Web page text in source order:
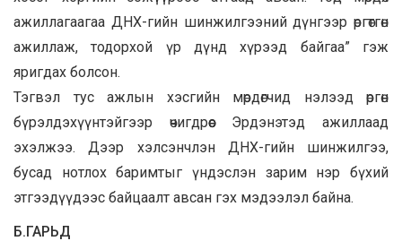
ажиллагаагаа ДНХ-гийн шинжилгээний дүнгээр өргөтгөн
ажиллаж, тодорхой үр дүнд хүрээд байгаа” гэж
яригдах болсон.
Тэгвэл тус ажлын хэсгийн мөрдөгчид нэлээд өргөн
бүрэлдэхүүнтэйгээр өчигдрөөс Эрдэнэтэд ажиллаад
эхэлжээ. Дээр хэлсэнчлэн ДНХ-гийн шинжилгээ,
бусад нотлох баримтыг үндэслэн зарим нэр бүхий
этгээдүүдээс байцаалт авсан гэх мэдээлэл байна.
Б.ГАРЬД